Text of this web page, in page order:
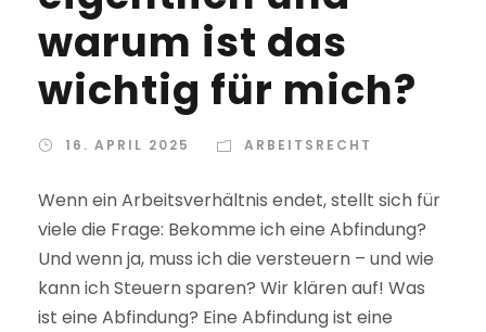
warum ist das
wichtig für mich?
16. APRIL 2025 ARBEITSRECHT
Wenn ein Arbeitsverhältnis endet, stellt sich für
viele die Frage: Bekomme ich eine Abfindung?
Und wenn ja, muss ich die versteuern – und wie
kann ich Steuern sparen? Wir klären auf! Was
ist eine Abfindung? Eine Abfindung ist eine